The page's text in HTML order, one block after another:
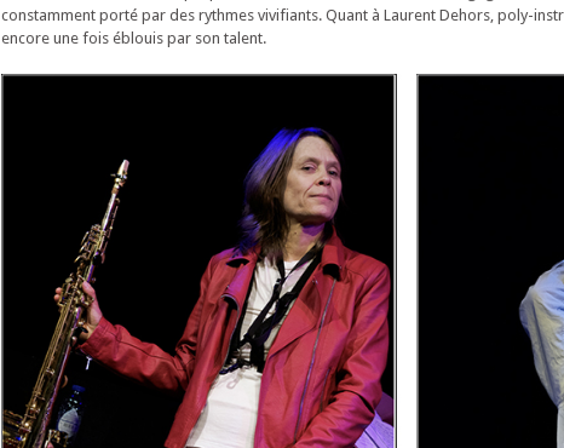
constamment porté par des rythmes vivifiants. Quant à Laurent Dehors, poly-
encore une fois éblouis par son talent.